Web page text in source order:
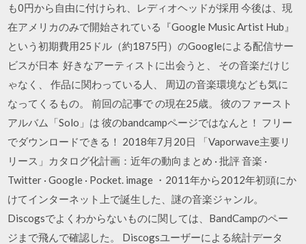
も0円から自由に付けられ、レディオヘッドが採用 今後は、現
在アメリカのみで開始されている『Google Music Artist Hub』
という初期費用25ドル（約1875円）のGoogleによる配信サー
ビスが日本 好きなアーティストに出会うと、 その音楽だけじ
ゃなく、 作品に関わっている人、 周辺の音楽環境なども気に
なってくるもの。 前回の記事で の現在25歳。 彼のファースト
アルバム「Solo」は 彼のbandcampページではなんと！ フリー
でダウンロードできる！ 2018年7月20日 「Vaporwave主要リ
リース」カタログ化計画：近年の動向まとめ · 批評 音楽 ·
Twitter · Google · Pocket. image ・2011年から2012年初頭にか
けてインターネット上で誕生した、謎の音楽ジャンル。
Discogsでよくわからないものに関しては、BandCampのペー
ジまで飛んで確認した。 Discogsユーザーによる統計データ